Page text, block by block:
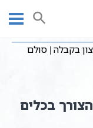
| סולם יהודה
בקבלה | סולם
בכלים